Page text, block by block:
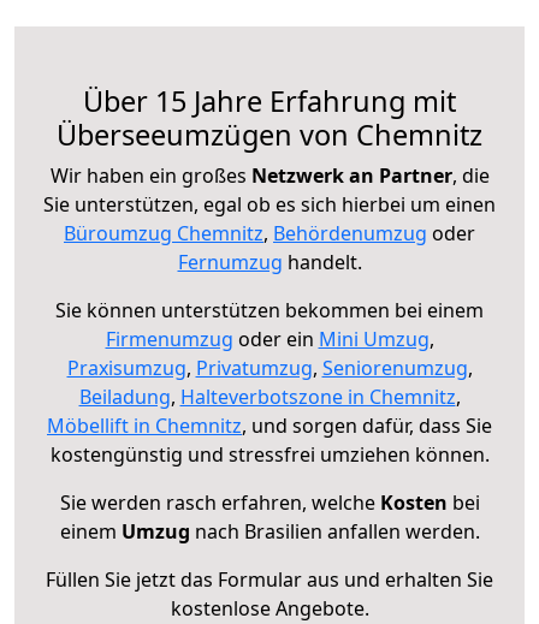
Über 15 Jahre Erfahrung mit
Überseeumzügen von Chemnitz
Wir haben ein großes Netzwerk an Partner, die
Sie unterstützen, egal ob es sich hierbei um einen
Büroumzug Chemnitz, Behördenumzug oder
Fernumzug handelt.
Sie können unterstützen bekommen bei einem
Firmenumzug oder ein Mini Umzug,
Praxisumzug, Privatumzug, Seniorenumzug,
Beiladung, Halteverbotszone in Chemnitz,
Möbellift in Chemnitz, und sorgen dafür, dass Sie
kostengünstig und stressfrei umziehen können.
Sie werden rasch erfahren, welche Kosten bei
einem Umzug nach Brasilien anfallen werden.
Füllen Sie jetzt das Formular aus und erhalten Sie
kostenlose Angebote.